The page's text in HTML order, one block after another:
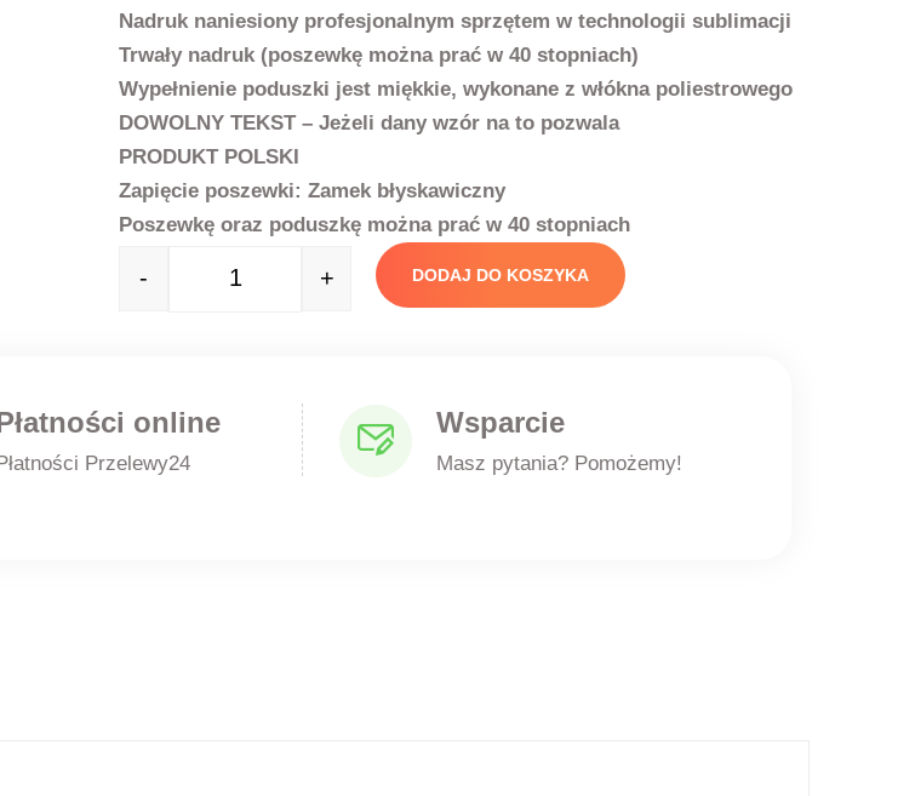
Nadruk naniesiony profesjonalnym sprzętem w technologii sublimacji
Trwały nadruk (poszewkę można prać w 40 stopniach)
Wypełnienie poduszki jest miękkie, wykonane z włókna poliestrowego
DOWOLNY TEKST – Jeżeli dany wzór na to pozwala
PRODUKT POLSKI
Zapięcie poszewki: Zamek błyskawiczny
Poszewkę oraz poduszkę można prać w 40 stopniach
Quantity
- + DODAJ DO KOSZYKA
online
Przelewy24
Wsparcie
Masz pytania? Pomożemy!